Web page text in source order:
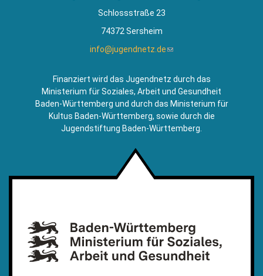
Schlossstraße 23
74372 Sersheim
info@jugendnetz.de(Link
Mail)
Finanziert wird das Jugendnetz durch das
Ministerium für Soziales, Arbeit und Gesundheit
Baden-Württemberg und durch das Ministerium für
Kultus Baden-Württemberg, sowie durch die
Jugendstiftung Baden-Württemberg.